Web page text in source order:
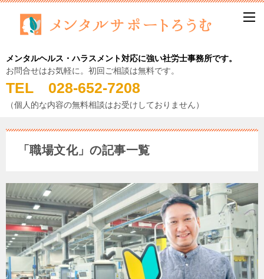
メンタルヘルス・ハラスメント対応に強い社労士事務所です。
お問合せはお気軽に。初回ご相談は無料です。
TEL 028-652-7208
（個人的な内容の無料相談はお受けしておりません）
「職場文化」の記事一覧